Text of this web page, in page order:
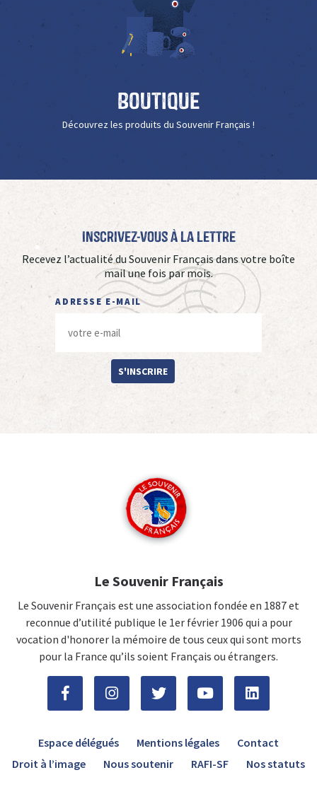
Boutique
Découvrez les produits du Souvenir Français !
Inscrivez-vous à La Lettre
Recevez l’actualité du Souvenir Français dans votre boîte
mail une fois par mois.
ADRESSE E-MAIL
S'INSCRIRE
Le Souvenir Français
Le Souvenir Français est une association fondée en 1887 et
reconnue d’utilité publique le 1er février 1906 qui a pour
vocation d'honorer la mémoire de tous ceux qui sont morts
pour la France qu’ils soient Français ou étrangers.
Espace délégués Mentions légales
Contact
Droit à l’image
Nous soutenir RAFI-SF Nos statuts